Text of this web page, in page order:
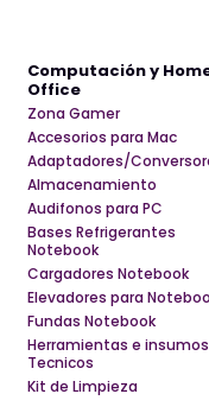
Computación y
Office
Zona Gamer
Accesorios para Mac
Adaptadores/
Almacenamiento
Audifonos para PC
Bases Refrigerantes
Notebook
Cargadores Notebook
Elevadores para
Fundas Notebook
Herramientas e insumos
Tecnicos
Kit de Limpieza